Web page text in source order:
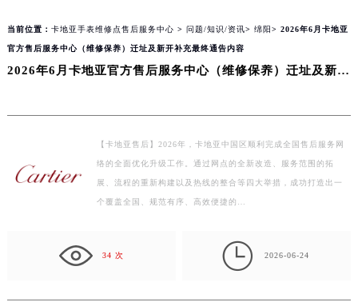
当前位置： 卡地亚手表维修点售后服务中心 > 问题/知识/资讯> 绵阳> 2026年6月卡地亚
官方售后服务中心（维修保养）迁址及新开补充最终通告内容
2026年6月卡地亚官方售后服务中心（维修保养）迁址及新开补充最终通告内容
【卡地亚售后】2026年，卡地亚中国区顺利完成全国售后服务网
络的全面优化升级工作。通过网点的全新改造、服务范围的拓
展、流程的重新构建以及热线的整合等四大举措，成功打造出一
个覆盖全国、规范有序、高效便捷的…
34 次  2026-06-24